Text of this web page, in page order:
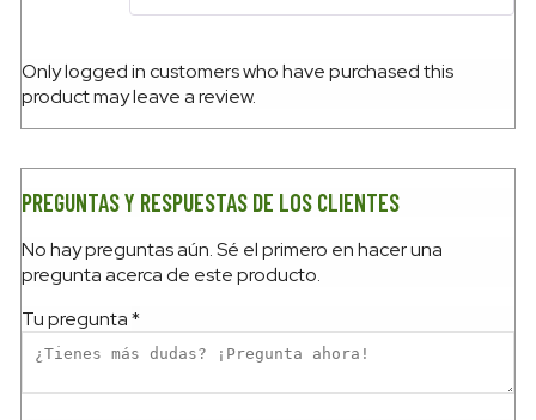
out of 5
Only logged in customers who have purchased this
product may leave a review.
PREGUNTAS Y RESPUESTAS DE LOS CLIENTES
No hay preguntas aún. Sé el primero en hacer una
pregunta acerca de este producto.
Tu pregunta*